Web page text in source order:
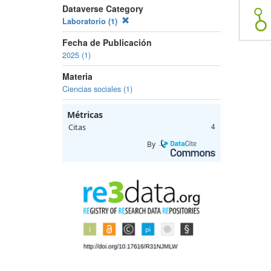
Dataverse Category
Laboratorio (1)
Fecha de Publicación
2025 (1)
Materia
Ciencias sociales (1)
Métricas
Citas 4
By